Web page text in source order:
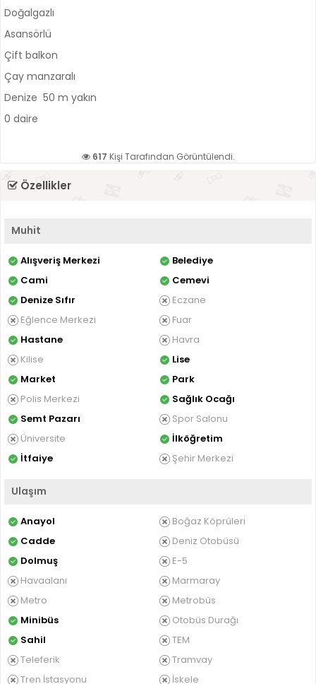
Doğalgazlı
Asansörlü
Çift balkon
Çay manzaralı
Denize 50 m yakın
0 daire
617 Kişi Tarafından Görüntülendi.
Özellikler
Muhit
Alışveriş Merkezi
Belediye
Cami
Cemevi
Denize Sıfır
Eczane
Eğlence Merkezi
Fuar
Hastane
Havra
Kilise
Lise
Market
Park
Polis Merkezi
Sağlık Ocağı
Semt Pazarı
Spor Salonu
Üniversite
İlköğretim
İtfaiye
Şehir Merkezi
Ulaşım
Anayol
Boğaz Köprüleri
Cadde
Deniz Otobüsü
Dolmuş
E-5
Havaalanı
Marmaray
Metro
Metrobüs
Minibüs
Otobüs Durağı
Sahil
TEM
Teleferik
Tramvay
Tren İstasyonu
İskele